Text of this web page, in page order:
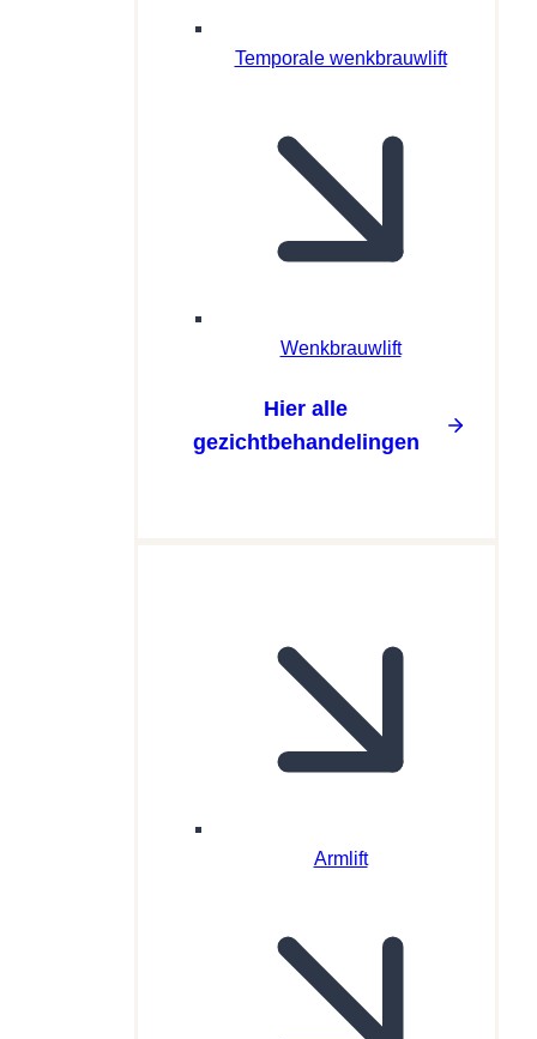
Temporale wenkbrauwlift
Wenkbrauwlift
Hier alle
gezichtbehandelingen
Armlift